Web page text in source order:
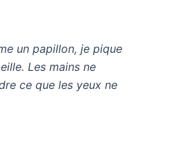
un papillon, je pique
Les mains ne
ce que les yeux ne